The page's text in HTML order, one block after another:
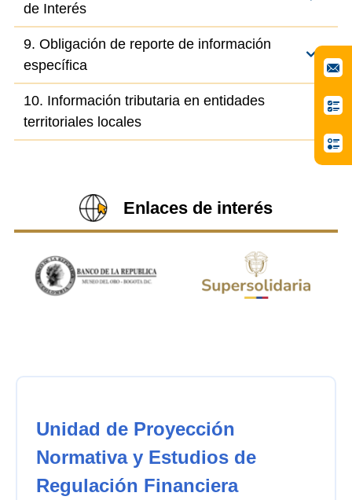
de Interés
9. Obligación de reporte de información
específica
10. Información tributaria en entidades
territoriales locales
Enlaces de interés
Unidad de Proyección
Normativa y Estudios de
Regulación Financiera